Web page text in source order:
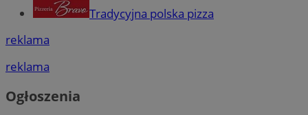
Tradycyjna polska pizza
reklama
reklama
Ogłoszenia